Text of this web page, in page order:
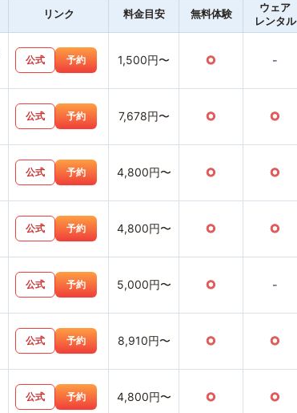
リンク 料金目安 無料体験
ウェア
レンタル
公式 予約 1,500円〜 ○ -
公式 予約 7,678円〜 ○ ○
公式 予約 4,800円〜 ○ ○
公式 予約 4,800円〜 ○ ○
公式 予約 5,000円〜 ○ -
公式 予約 8,910円〜 ○ ○
公式 予約 4,800円〜 ○ ○